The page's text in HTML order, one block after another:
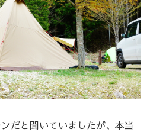
だと聞いていましたが、本当